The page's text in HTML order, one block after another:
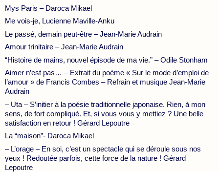
Mys Paris – Daroca Mikael
Me vois-je, Lucienne Maville-Anku
Le passé, demain peut-être – Jean-Marie Audrain
Amour trinitaire – Jean-Marie Audrain
“Histoire de mains, nouvel épisode de ma vie.” – Odile Stonham
Aimer n’est pas… – Extrait du poème « Sur le mode d’emploi de
l’amour » de Francis Combes – Refrain et musique Jean-Marie
Audrain
– Uta – S’initier à la poésie traditionnelle japonaise. Rien, à mon
sens, de fort compliqué. Et, si vous vous y mettiez ? Une belle
satisfaction en retour ! Gérard Lepoutre
La “maison”- Daroca Mikael
– L’orage – En soi, c’est un spectacle qui se déroule sous nos
yeux ! Redoutée parfois, cette force de la nature ! Gérard
Lepoutre